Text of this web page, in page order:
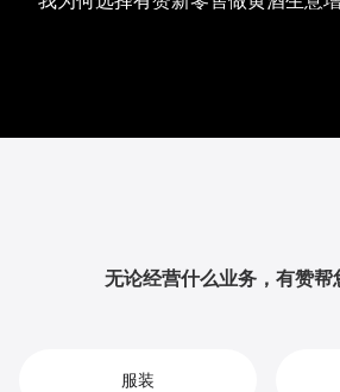
无论经营什么业务，有赞帮
服装